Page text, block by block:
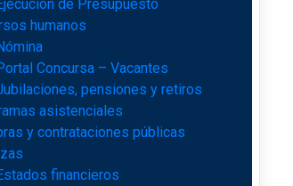
de Presupuesto
humanos
Concursa – Vacantes
pensiones y retiros
asistenciales
y contrataciones públicas
financieros